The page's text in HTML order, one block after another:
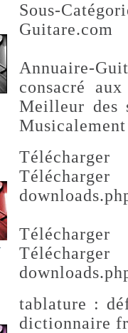
Sous-
Guitare.com
Annuaire-
consacré
Meilleur des
tablature :
dictionnaire